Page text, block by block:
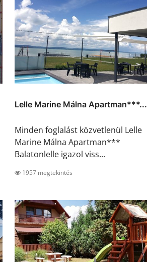
Lelle Marine Málna Apartman***...
Minden foglalást közvetlenül Lelle
Marine Málna Apartman***
Balatonlelle igazol viss...
1957 megtekintés